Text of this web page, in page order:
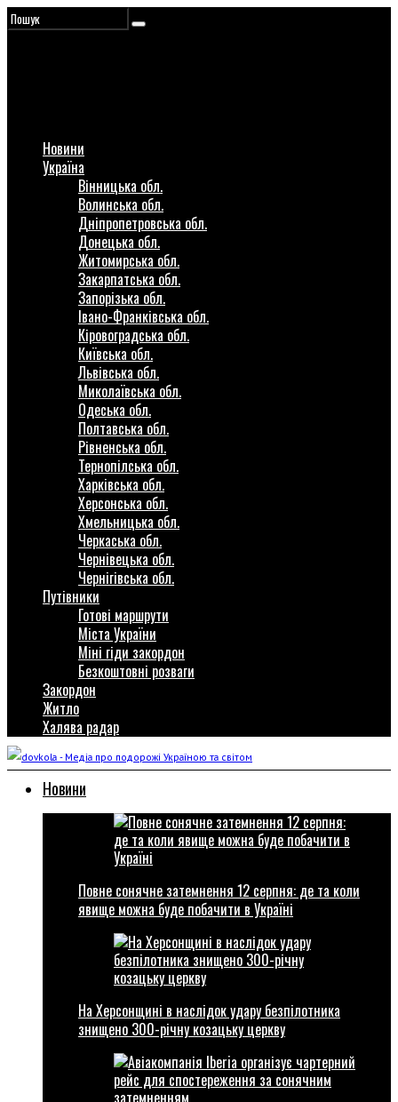
Новини
Україна
Вінницька обл.
Волинська обл.
Дніпропетровська обл.
Донецька обл.
Житомирська обл.
Закарпатська обл.
Запорізька обл.
Івано-Франківська обл.
Кіровоградська обл.
Київська обл.
Львівська обл.
Миколаївська обл.
Одеська обл.
Полтавська обл.
Рівненська обл.
Тернопілська обл.
Харківська обл.
Херсонська обл.
Хмельницька обл.
Черкаська обл.
Чернівецька обл.
Чернігівська обл.
Путівники
Готові маршрути
Міста України
Міні гіди закордон
Безкоштовні розваги
Закордон
Житло
Халява радар
Новини
Повне сонячне затемнення 12 серпня: де та коли
явище можна буде побачити в Україні
На Херсонщині в наслідок удару безпілотника
знищено 300-річну козацьку церкву